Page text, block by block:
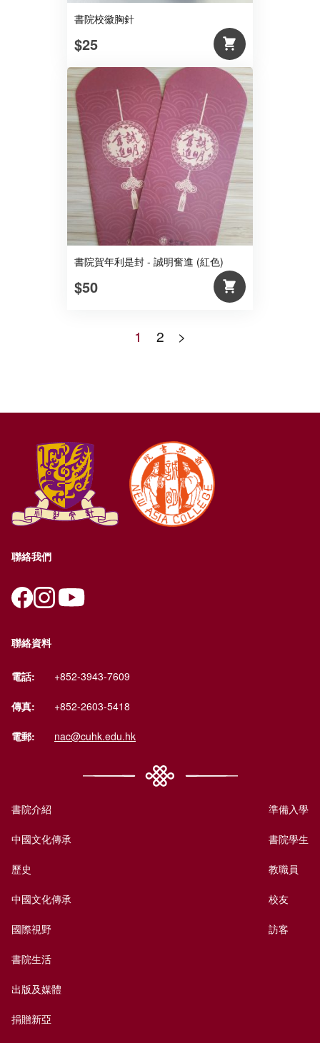
書院校徽胸針
$25
書院賀年利是封 - 誠明奮進 (紅色)
$50
1 2 >
聯絡我們
聯絡資料
電話: +852-3943-7609
傳真: +852-2603-5418
電郵: nac@cuhk.edu.hk
書院介紹
中國文化傳承
歷史
中國文化傳承
國際視野
書院生活
出版及媒體
捐贈新亞
準備入學
書院學生
教職員
校友
訪客